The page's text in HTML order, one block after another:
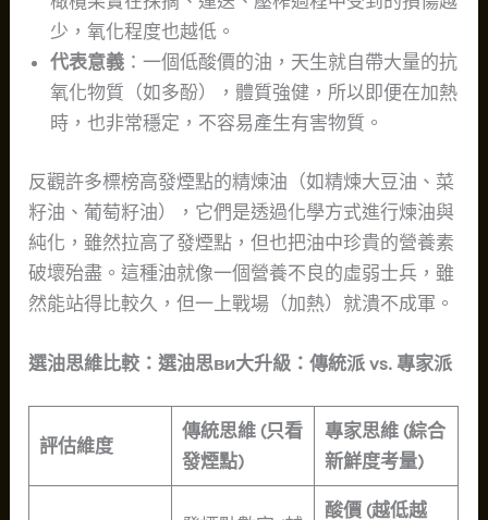
少，氧化程度也越低。
代表意義 ：一個低酸價的油，天生就自帶大量的抗
氧化物質（如多酚），體質強健，所以即便在加熱
時，也非常穩定，不容易產生有害物質。
反觀許多標榜高發煙點的精煉油（如精煉大豆油、菜
籽油、葡萄籽油），它們是透過化學方式進行煉油與
純化，雖然拉高了發煙點，但也把油中珍貴的營養素
破壞殆盡。這種油就像一個營養不良的虛弱士兵，雖
然能站得比較久，但一上戰場（加熱）就潰不成軍。
選油思維比較：選油思ви大升級：傳統派 vs. 專家派
評估維度
傳統思維 (只看
發煙點)
專家思維 (綜合
新鮮度考量)
酸價 (越低越